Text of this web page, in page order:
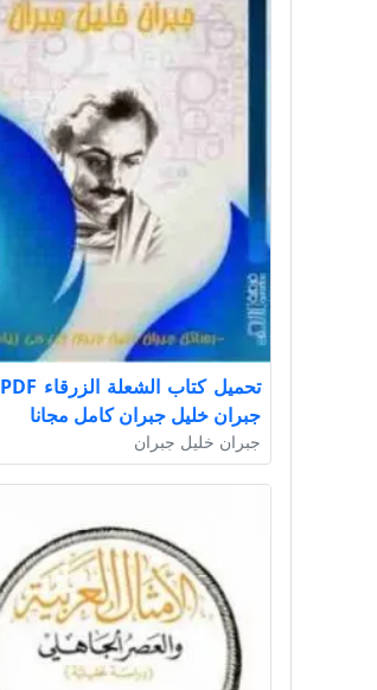
جبران خليل جبران كامل مجانا
جبران خليل جبران